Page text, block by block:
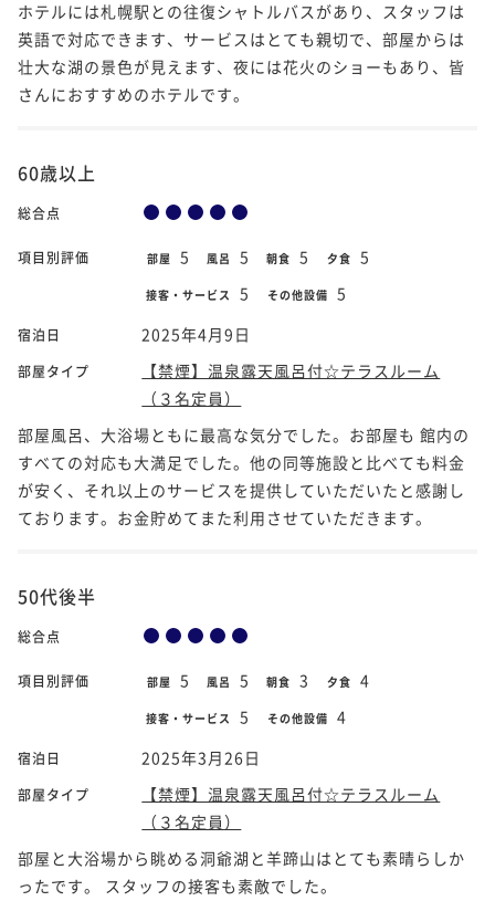
ホテルには札幌駅との往復シャトルバスがあり、スタッフは
英語で対応できます、サービスはとても親切で、部屋からは
壮大な湖の景色が見えます、夜には花火のショーもあり、皆
さんにおすすめのホテルです。
60歳以上
総合点
項目別評価 部屋 5 風呂 5 朝食 5 夕食 5
接客・サービス 5 その他設備 5
宿泊日 2025年4月9日
部屋タイプ
【禁煙】温泉露天風呂付☆テラスルーム
（３名定員）
部屋風呂、大浴場ともに最高な気分でした。お部屋も 館内の
すべての対応も大満足でした。他の同等施設と比べても料金
が安く、それ以上のサービスを提供していただいたと感謝し
ております。お金貯めてまた利用させていただきます。
50代後半
総合点
項目別評価 部屋 5 風呂 5 朝食 3 夕食 4
接客・サービス 5 その他設備 4
宿泊日 2025年3月26日
部屋タイプ
【禁煙】温泉露天風呂付☆テラスルーム
（３名定員）
部屋と大浴場から眺める洞爺湖と羊蹄山はとても素晴らしか
ったです。 スタッフの接客も素敵でした。